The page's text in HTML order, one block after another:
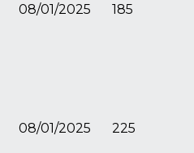
08/01/2025 185
08/01/2025 225